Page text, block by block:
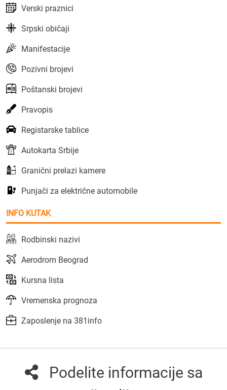
Verski praznici
Srpski običaji
Manifestacije
Pozivni brojevi
Poštanski brojevi
Pravopis
Registarske tablice
Autokarta Srbije
Granični prelazi kamere
Punjači za električne automobile
INFO KUTAK
Rodbinski nazivi
Aerodrom Beograd
Kursna lista
Vremenska prognoza
Zaposlenje na 381info
Podelite informacije sa